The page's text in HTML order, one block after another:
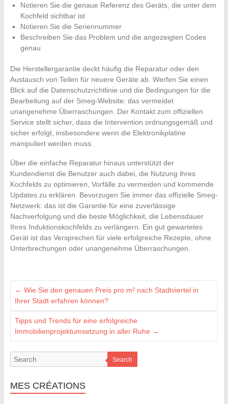
Notieren Sie die genaue Referenz des Geräts, die unter dem
Kochfeld sichtbar ist
Notieren Sie die Seriennummer
Beschreiben Sie das Problem und die angezeigten Codes
genau
Die Herstellergarantie deckt häufig die Reparatur oder den
Austausch von Teilen für neuere Geräte ab. Werfen Sie einen
Blick auf die Datenschutzrichtlinie und die Bedingungen für die
Bearbeitung auf der Smeg-Website: das vermeidet
unangenehme Überraschungen. Der Kontakt zum offiziellen
Service stellt sicher, dass die Intervention ordnungsgemäß und
sicher erfolgt, insbesondere wenn die Elektronikplatine
manipuliert werden muss.
Über die einfache Reparatur hinaus unterstützt der
Kundendienst die Benutzer auch dabei, die Nutzung ihres
Kochfelds zu optimieren, Vorfälle zu vermeiden und kommende
Updates zu erklären. Bevorzugen Sie immer das offizielle Smeg-
Netzwerk: das ist die Garantie für eine zuverlässige
Nachverfolgung und die beste Möglichkeit, die Lebensdauer
Ihres Induktionskochfelds zu verlängern. Ein gut gewartetes
Gerät ist das Versprechen für viele erfolgreiche Rezepte, ohne
Unterbrechungen oder unangenehme Überraschungen.
← Wie Sie den genauen Preis pro m² nach Stadtviertel in
Ihrer Stadt erfahren können?
Tipps und Trends für eine erfolgreiche
Immobilienprojektumsetzung in aller Ruhe →
Search
MES CRÉATIONS